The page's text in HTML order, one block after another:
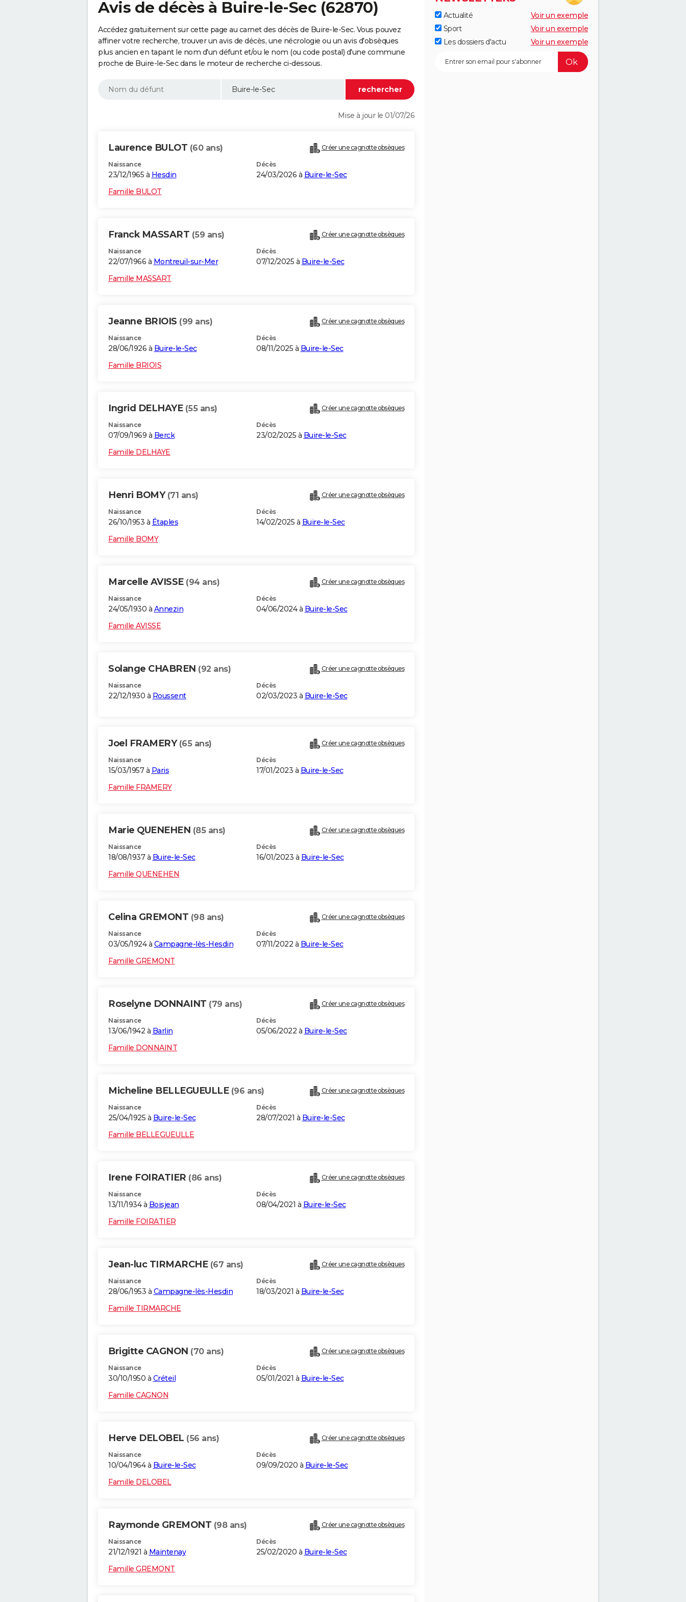
Avis de décès à Buire-le-Sec (62870)
Accédez gratuitement sur cette page au carnet des décès de Buire-le-Sec. Vous pouvez
affiner votre recherche, trouver un avis de décès, une nécrologie ou un avis d'obsèques
plus ancien en tapant le nom d'un défunt et/ou le nom (ou code postal) d'une commune
proche de Buire-le-Sec dans le moteur de recherche ci-dessous.
Mise à jour le 01/07/26
Laurence BULOT (60 ans) Créer une cagnotte obsèques
Naissance
23/12/1965 à Hesdin
Décès
24/03/2026 à Buire-le-Sec
Famille BULOT
Franck MASSART (59 ans) Créer une cagnotte obsèques
Naissance
22/07/1966 à Montreuil-sur-Mer
Décès
07/12/2025 à Buire-le-Sec
Famille MASSART
Jeanne BRIOIS (99 ans) Créer une cagnotte obsèques
Naissance
28/06/1926 à Buire-le-Sec
Décès
08/11/2025 à Buire-le-Sec
Famille BRIOIS
Ingrid DELHAYE (55 ans) Créer une cagnotte obsèques
Naissance
07/09/1969 à Berck
Décès
23/02/2025 à Buire-le-Sec
Famille DELHAYE
Henri BOMY (71 ans) Créer une cagnotte obsèques
Naissance
26/10/1953 à Étaples
Décès
14/02/2025 à Buire-le-Sec
Famille BOMY
Marcelle AVISSE (94 ans) Créer une cagnotte obsèques
Naissance
24/05/1930 à Annezin
Décès
04/06/2024 à Buire-le-Sec
Famille AVISSE
Solange CHABREN (92 ans) Créer une cagnotte obsèques
Naissance
22/12/1930 à Roussent
Décès
02/03/2023 à Buire-le-Sec
Joel FRAMERY (65 ans) Créer une cagnotte obsèques
Naissance
15/03/1957 à Paris
Décès
17/01/2023 à Buire-le-Sec
Famille FRAMERY
Marie QUENEHEN (85 ans) Créer une cagnotte obsèques
Naissance
18/08/1937 à Buire-le-Sec
Décès
16/01/2023 à Buire-le-Sec
Famille QUENEHEN
Celina GREMONT (98 ans) Créer une cagnotte obsèques
Naissance
03/05/1924 à Campagne-lès-Hesdin
Décès
07/11/2022 à Buire-le-Sec
Famille GREMONT
Roselyne DONNAINT (79 ans) Créer une cagnotte obsèques
Naissance
13/06/1942 à Barlin
Décès
05/06/2022 à Buire-le-Sec
Famille DONNAINT
Micheline BELLEGUEULLE (96 ans) Créer une cagnotte obsèques
Naissance
25/04/1925 à Buire-le-Sec
Décès
28/07/2021 à Buire-le-Sec
Famille BELLEGUEULLE
Irene FOIRATIER (86 ans) Créer une cagnotte obsèques
Naissance
13/11/1934 à Boisjean
Décès
08/04/2021 à Buire-le-Sec
Famille FOIRATIER
Jean-luc TIRMARCHE (67 ans) Créer une cagnotte obsèques
Naissance
28/06/1953 à Campagne-lès-Hesdin
Décès
18/03/2021 à Buire-le-Sec
Famille TIRMARCHE
Brigitte CAGNON (70 ans) Créer une cagnotte obsèques
Naissance
30/10/1950 à Créteil
Décès
05/01/2021 à Buire-le-Sec
Famille CAGNON
Herve DELOBEL (56 ans) Créer une cagnotte obsèques
Naissance
10/04/1964 à Buire-le-Sec
Décès
09/09/2020 à Buire-le-Sec
Famille DELOBEL
Raymonde GREMONT (98 ans) Créer une cagnotte obsèques
Naissance
21/12/1921 à Maintenay
Décès
25/02/2020 à Buire-le-Sec
Famille GREMONT
Actualité
Voir un exemple
Sport
Voir un exemple
Les dossiers d'actu
Voir un exemple